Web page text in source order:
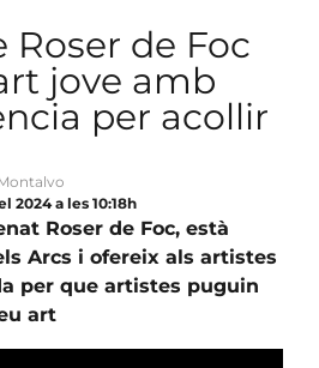
Roser de Foc
jove amb
per acollir
2024 a les 10:18h
Roser de Foc, està
Arcs i ofereix als artistes
per que artistes puguin
art